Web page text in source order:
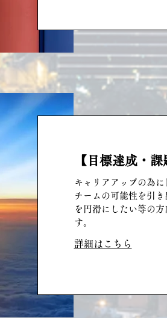
【目標達成・課
キャリアアップの為
チームの可能性を引
を円滑にしたい等の
す。
詳細はこちら